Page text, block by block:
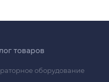
товаров
оборудование